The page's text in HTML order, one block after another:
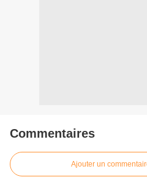
Commentaires
Ajouter un